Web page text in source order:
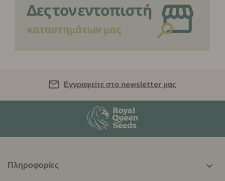
Εγγραφείτε στο newsletter μας
More
Πληροφορίες